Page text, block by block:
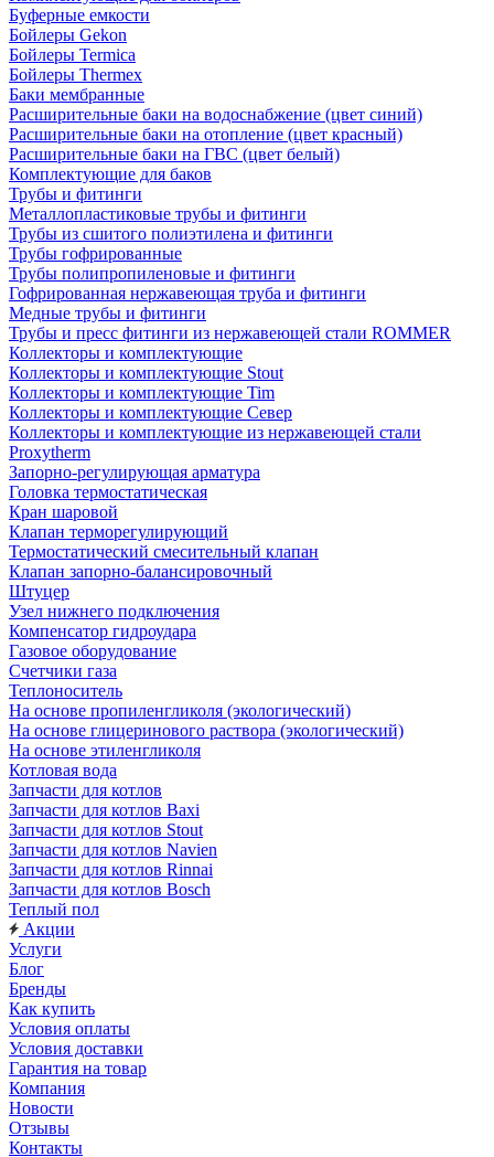
Буферные емкости
Бойлеры Gekon
Бойлеры Termica
Бойлеры Thermex
Баки мембранные
Расширительные баки на водоснабжение (цвет синий)
Расширительные баки на отопление (цвет красный)
Расширительные баки на ГВС (цвет белый)
Комплектующие для баков
Трубы и фитинги
Металлопластиковые трубы и фитинги
Трубы из сшитого полиэтилена и фитинги
Трубы гофрированные
Трубы полипропиленовые и фитинги
Гофрированная нержавеющая труба и фитинги
Медные трубы и фитинги
Трубы и пресс фитинги из нержавеющей стали ROMMER
Коллекторы и комплектующие
Коллекторы и комплектующие Stout
Коллекторы и комплектующие Tim
Коллекторы и комплектующие Север
Коллекторы и комплектующие из нержавеющей стали
Proxytherm
Запорно-регулирующая арматура
Головка термостатическая
Кран шаровой
Клапан терморегулирующий
Термостатический смесительный клапан
Клапан запорно-балансировочный
Штуцер
Узел нижнего подключения
Компенсатор гидроудара
Газовое оборудование
Счетчики газа
Теплоноситель
На основе пропиленгликоля (экологический)
На основе глицеринового раствора (экологический)
На основе этиленгликоля
Котловая вода
Запчасти для котлов
Запчасти для котлов Baxi
Запчасти для котлов Stout
Запчасти для котлов Navien
Запчасти для котлов Rinnai
Запчасти для котлов Bosch
Теплый пол
Акции
Услуги
Блог
Бренды
Как купить
Условия оплаты
Условия доставки
Гарантия на товар
Компания
Новости
Отзывы
Контакты